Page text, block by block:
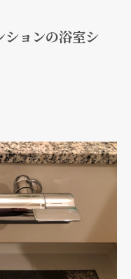
ョンの浴室シ